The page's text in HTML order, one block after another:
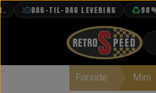
DAG-TIL-DAG LEVERING 98%
Forside Mini